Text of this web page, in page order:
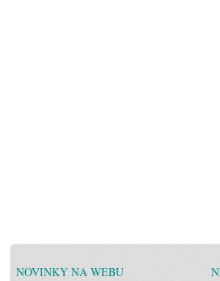
NOVINKY NA WEBU